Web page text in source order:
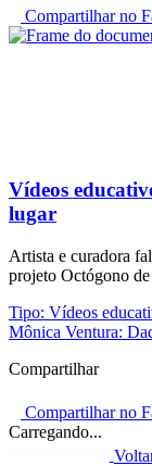
Compartilhar no
Vídeos
lugar
Artista e curadora
projeto Octógono
Tipo: Vídeos
Mônica Ventura:
Compartilhar
Compartilhar no
Carregando...